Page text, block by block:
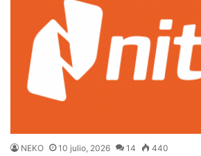
NEKO 10 julio, 2026 14 440